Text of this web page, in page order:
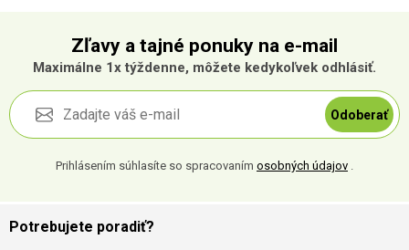
Zľavy a tajné ponuky na e-mail
Maximálne 1x týždenne, môžete kedykoľvek odhlásiť.
Odoberať
Prihlásením súhlasíte so spracovaním osobných údajov .
Potrebujete poradiť?